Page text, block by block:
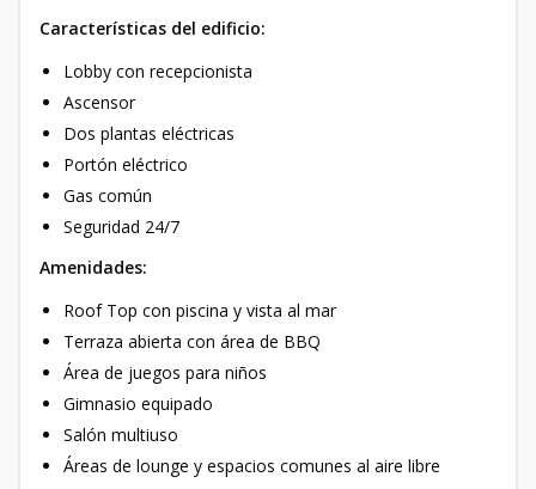
Características del edificio:
Lobby con recepcionista
Ascensor
Dos plantas eléctricas
Portón eléctrico
Gas común
Seguridad 24/7
Amenidades:
Roof Top con piscina y vista al mar
Terraza abierta con área de BBQ
Área de juegos para niños
Gimnasio equipado
Salón multiuso
Áreas de lounge y espacios comunes al aire libre